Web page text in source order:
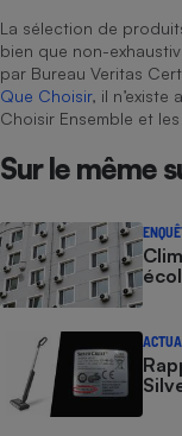
La sélection de
bien que non-
par Bureau Veritas
Que Choisir, il
Choisir Ensemble et
Sur le même